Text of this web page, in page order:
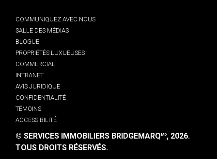
COMMUNIQUEZ AVEC NOUS
SALLE DES MÉDIAS
BLOGUE
PROPRIÉTÉS LUXUEUSES
COMMERCIAL
INTRANET
AVIS JURIDIQUE
CONFIDENTIALITÉ
TÉMOINS
ACCESSIBILITÉ
© SERVICES IMMOBILIERS BRIDGEMARQMD, 2026.
TOUS DROITS RÉSERVÉS.